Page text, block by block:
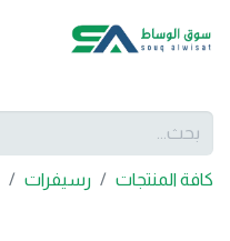
كافة المنتجات رسيفرات